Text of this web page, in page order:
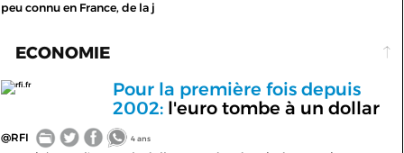
peu connu en France, de la j
ECONOMIE
rfi.fr
Pour la première fois depuis
2002:l'euro tombe à un dollar
@RFI 4 ans